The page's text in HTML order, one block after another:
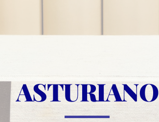
ASTURIANO